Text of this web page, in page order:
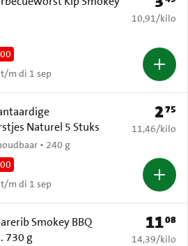
m di 1 sep
€ 10,91 per
10,91/kilo
Naturel 5 Stuks
• 240 g
m di 1 sep
Prijs:
275
€ 11,46 per
11,46/kilo
Smokey BBQ
730 g
Prijs: €
1108
€ 14,39 per
14,39/kilo